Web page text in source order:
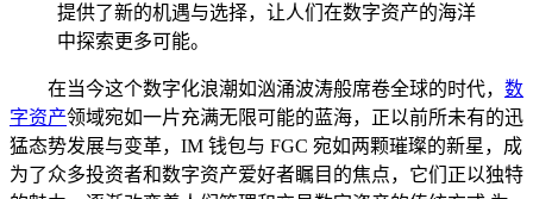
提供了新的机遇与选择，让人们在数字资产的海洋
中探索更多可能。
在当今这个数字化浪潮如汹涌波涛般席卷全球的时代， 数
字资产领域宛如一片充满无限可能的蓝海，正以前所未有的迅
猛态势发展与变革，IM 钱包与 FGC 宛如两颗璀璨的新星，成
为了众多投资者和数字资产爱好者瞩目的焦点，它们正以独特